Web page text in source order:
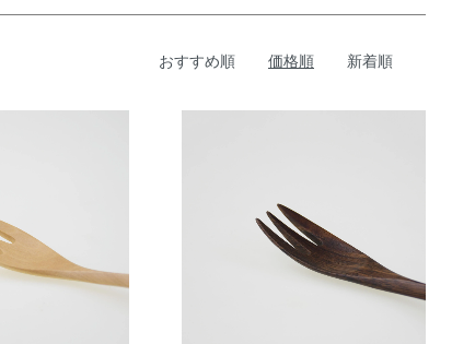
おすすめ順 価格順 新着順